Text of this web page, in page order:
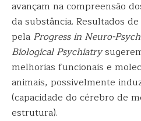
avançam na compreensão
da substância. Resultados de
pela Progress in Neuro-
Biological Psychiatry
melhorias funcionais e
animais, possivelmente
(capacidade do cérebro de
estrutura).